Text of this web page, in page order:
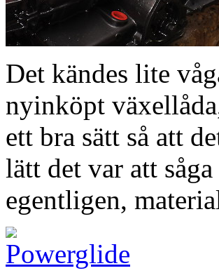
Det kändes lite
nyinköpt
ett bra sätt så att
lätt det var att
egentligen,